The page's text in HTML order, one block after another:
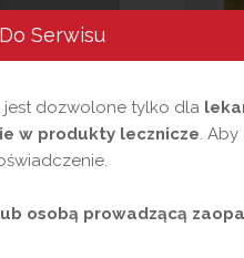
Serwisu
jest dozwolone tylko dla
w produkty lecznicze. Aby
osobą prowadzącą